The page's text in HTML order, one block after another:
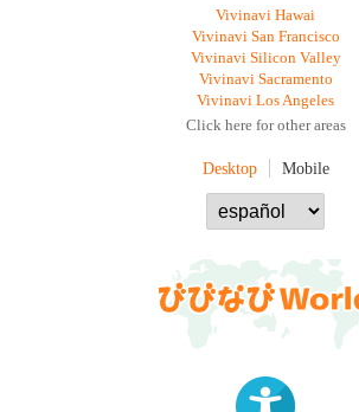
Vivinavi Hawai
Vivinavi San Francisco
Vivinavi Silicon Valley
Vivinavi Sacramento
Vivinavi Los Angeles
Click here for other areas
Desktop Mobile